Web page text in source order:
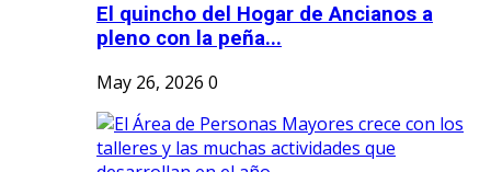
El quincho del Hogar de Ancianos a
pleno con la peña...
May 26, 2026 0